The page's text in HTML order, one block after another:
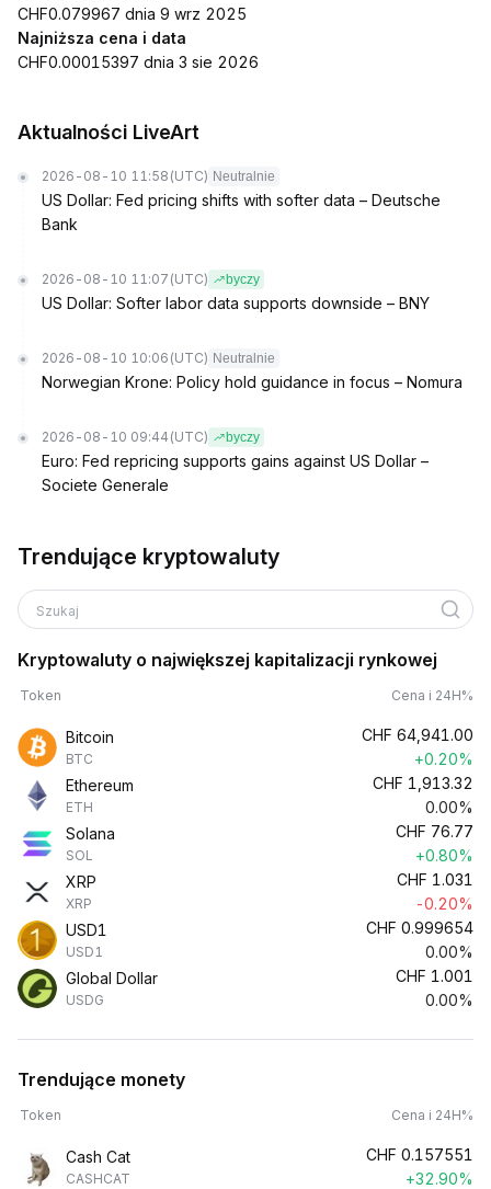
CHF0.079967 dnia 9 wrz 2025
Najniższa cena i data
CHF0.00015397 dnia 3 sie 2026
Aktualności LiveArt
2026-08-10 11:58 (UTC) Neutralnie
US Dollar: Fed pricing shifts with softer data – Deutsche
Bank
2026-08-10 11:07 (UTC) byczy
US Dollar: Softer labor data supports downside – BNY
2026-08-10 10:06 (UTC) Neutralnie
Norwegian Krone: Policy hold guidance in focus – Nomura
2026-08-10 09:44 (UTC) byczy
Euro: Fed repricing supports gains against US Dollar –
Societe Generale
Trendujące kryptowaluty
Szukaj
Kryptowaluty o największej kapitalizacji rynkowej
Token Cena i 24H%
Bitcoin
BTC
CHF 64,941.00
+0.20%
Ethereum
ETH
CHF 1,913.32
0.00%
Solana
SOL
CHF 76.77
+0.80%
XRP
XRP
CHF 1.031
-0.20%
USD1
USD1
CHF 0.999654
0.00%
Global Dollar
USDG
CHF 1.001
0.00%
Trendujące monety
Token Cena i 24H%
Cash Cat
CASHCAT
CHF 0.157551
+32.90%